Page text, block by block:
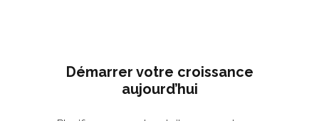
Démarrer votre croissance
aujourd’hui